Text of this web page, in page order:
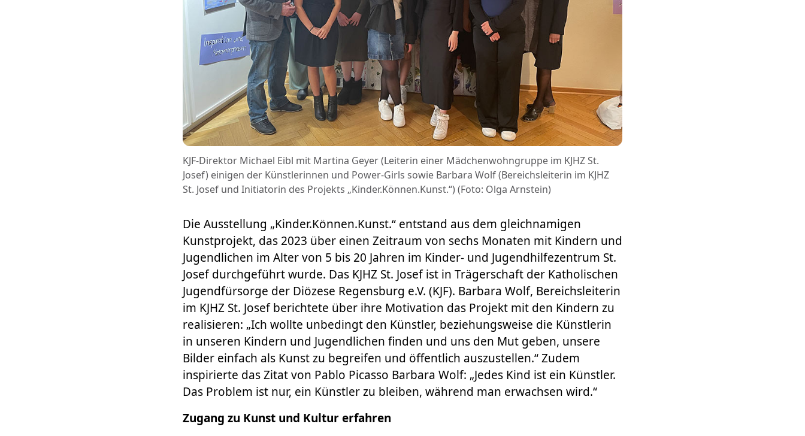
KJF-Direktor Michael Eibl mit Martina Geyer (Leiterin einer Mädchenwohngruppe im KJHZ St.
Josef) einigen der Künstlerinnen und Power-Girls sowie Barbara Wolf (Bereichsleiterin im KJHZ
St. Josef und Initiatorin des Projekts „Kinder.Können.Kunst.“) (Foto: Olga Arnstein)
Die Ausstellung „Kinder.Können.Kunst.“ entstand aus dem gleichnamigen
Kunstprojekt, das 2023 über einen Zeitraum von sechs Monaten mit Kindern und
Jugendlichen im Alter von 5 bis 20 Jahren im Kinder- und Jugendhilfezentrum St.
Josef durchgeführt wurde. Das KJHZ St. Josef ist in Trägerschaft der Katholischen
Jugendfürsorge der Diözese Regensburg e.V. (KJF). Barbara Wolf, Bereichsleiterin
im KJHZ St. Josef berichtete über ihre Motivation das Projekt mit den Kindern zu
realisieren: „Ich wollte unbedingt den Künstler, beziehungsweise die Künstlerin
in unseren Kindern und Jugendlichen finden und uns den Mut geben, unsere
Bilder einfach als Kunst zu begreifen und öffentlich auszustellen.“ Zudem
inspirierte das Zitat von Pablo Picasso Barbara Wolf: „Jedes Kind ist ein Künstler.
Das Problem ist nur, ein Künstler zu bleiben, während man erwachsen wird.“
Zugang zu Kunst und Kultur erfahren